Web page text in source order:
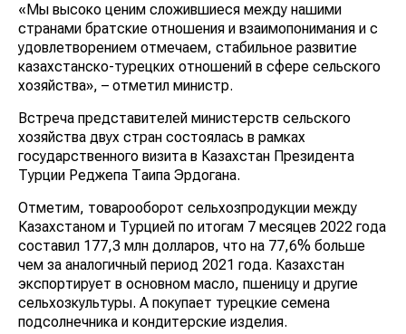
«Мы высоко ценим сложившиеся между нашими
странами братские отношения и взаимопонимания и с
удовлетворением отмечаем, стабильное развитие
казахстанcко-турецких отношений в сфере сельского
хозяйства», – отметил министр.
Встреча представителей министерств сельского
хозяйства двух стран состоялась в рамках
государственного визита в Казахстан Президента
Турции Реджепа Таипа Эрдогана.
Отметим, товарооборот сельхозпродукции между
Казахстаном и Турцией по итогам 7 месяцев 2022 года
составил 177,3 млн долларов, что на 77,6% больше
чем за аналогичный период 2021 года. Казахстан
экспортирует в основном масло, пшеницу и другие
сельхозкультуры. А покупает турецкие семена
подсолнечника и кондитерские изделия.